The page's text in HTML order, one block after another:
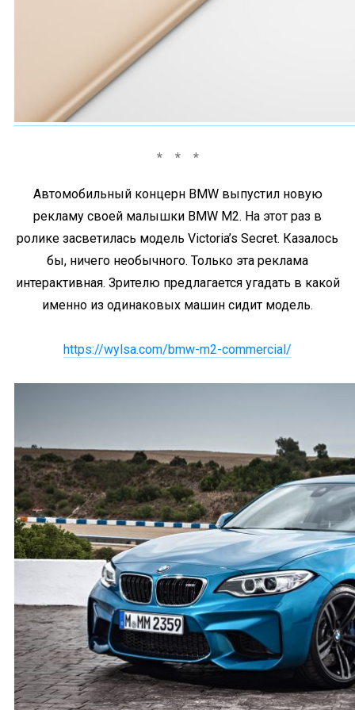
Автомобильный концерн BMW выпустил новую
рекламу своей малышки BMW M2. На этот раз в
ролике засветилась модель Victoria’s Secret. Казалось
бы, ничего необычного. Только эта реклама
интерактивная. Зрителю предлагается угадать в какой
именно из одинаковых машин сидит модель.
https://wylsa.com/bmw-m2-commercial/